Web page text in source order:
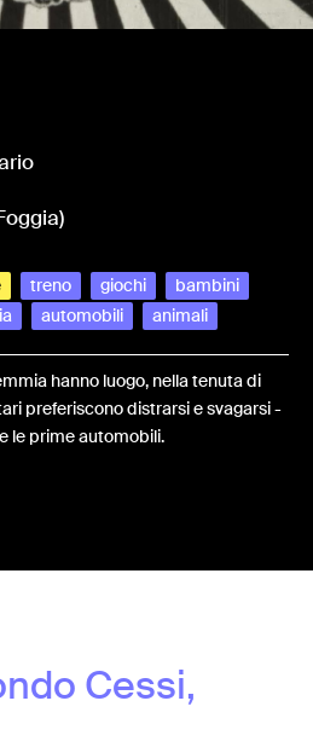
treno giochi
bambini
automobili animali
hanno luogo, nella tenuta di
preferiscono distrarsi e svagarsi -
le prime automobili.
Cessi,